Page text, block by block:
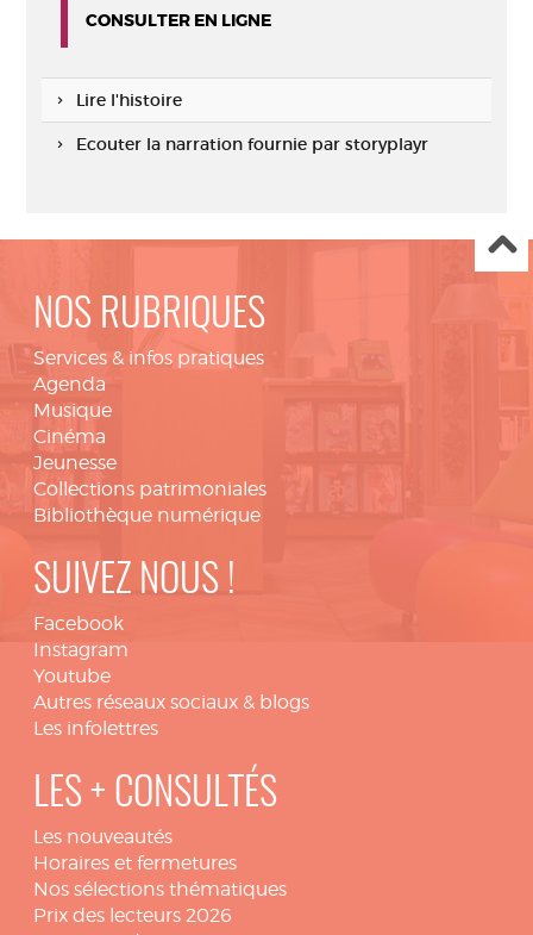
CONSULTER EN LIGNE
Lire l'histoire
Ecouter la narration fournie par storyplayr
NOS RUBRIQUES
Services & infos pratiques
Agenda
Musique
Cinéma
Jeunesse
Collections patrimoniales
Bibliothèque numérique
SUIVEZ NOUS !
Facebook
Instagram
Youtube
Autres réseaux sociaux & blogs
Les infolettres
LES + CONSULTÉS
Les nouveautés
Horaires et fermetures
Nos sélections thématiques
Prix des lecteurs 2026